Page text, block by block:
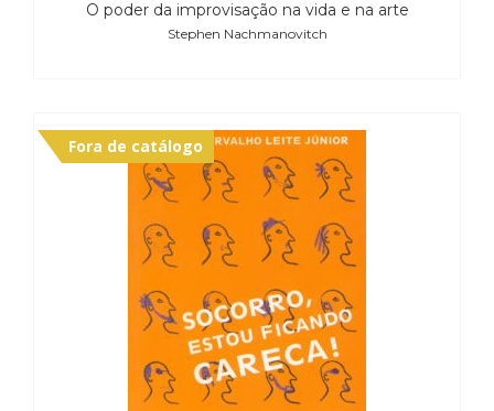
O poder da improvisação na vida e na arte
Stephen Nachmanovitch
Fora de catálogo